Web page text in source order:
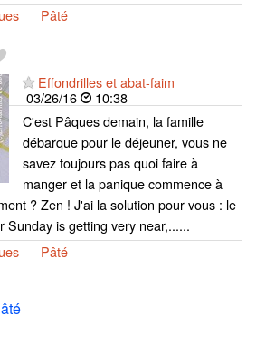
Pâté
Effondrilles et abat-faim
03/26/16
10:38
C'est Pâques demain, la famille
débarque pour le déjeuner, vous ne
savez toujours pas quoi faire à
manger et la panique commence à
? Zen ! J'ai la solution pour vous : le
Sunday is getting very near,......
Pâté